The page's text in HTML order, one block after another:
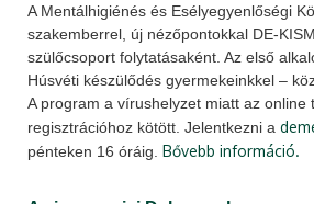
A Mentálhigiénés és Esélyegyenlőségi
szakemberrel, új nézőpontokkal DE-
szülőcsoport folytatásaként. Az első
Húsvéti készülődés gyermekeinkkel –
A program a vírushelyzet miatt az
regisztrációhoz kötött. Jelentkezni a
pénteken 16 óráig. Bővebb információ.